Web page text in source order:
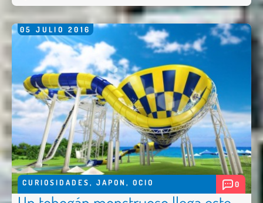
05 JULIO 2016
CURIOSIDADES, JAPON , OCIO 0